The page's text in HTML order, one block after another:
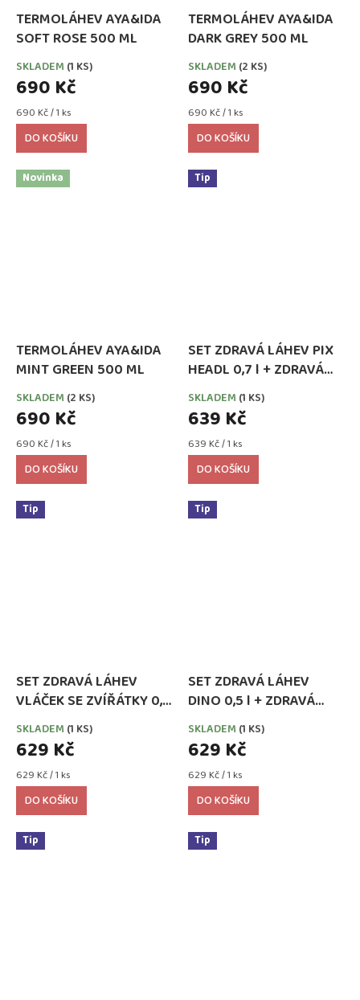
TERMOLÁHEV AYA&IDA
SOFT ROSE 500 ML
SKLADEM (1 KS)
690 Kč
Měrná
cena:
690 Kč / 1 ks
DO KOŠÍKU
TERMOLÁHEV AYA&IDA
DARK GREY 500 ML
SKLADEM (2 KS)
690 Kč
Měrná
cena:
690 Kč / 1 ks
DO KOŠÍKU
Novinka
TERMOLÁHEV AYA&IDA
MINT GREEN 500 ML
SKLADEM (2 KS)
690 Kč
Měrná
cena:
690 Kč / 1 ks
DO KOŠÍKU
Tip
SET ZDRAVÁ LÁHEV PIX
HEADL 0,7 l + ZDRAVÁ
SVÁČA 900 ml
SKLADEM (1 KS)
639 Kč
Měrná
cena:
639 Kč / 1 ks
DO KOŠÍKU
Tip
SET ZDRAVÁ LÁHEV
VLÁČEK SE ZVÍŘÁTKY 0,5
l + ZDRAVÁ SVÁČA 900
ml
SKLADEM (1 KS)
629 Kč
Měrná
cena:
629 Kč / 1 ks
DO KOŠÍKU
Tip
SET ZDRAVÁ LÁHEV
DINO 0,5 l + ZDRAVÁ
SVÁČA 900 ml
SKLADEM (1 KS)
629 Kč
Měrná
cena:
629 Kč / 1 ks
DO KOŠÍKU
Tip Tip